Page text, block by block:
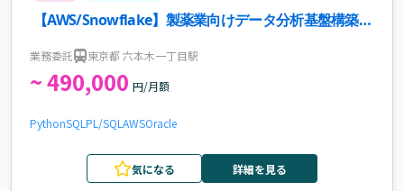
【AWS/Snowflake】製薬業向けデータ分析基盤構築案
業務委託 東京都 六本木一丁目駅
~ 490,000 円/月額
PythonSQL PL/SQL AWSOracle
気になる 詳細を見る